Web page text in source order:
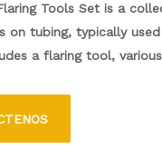
Tools Set is a
on tubing, typically
a flaring tool,
for gas and fluid lines.